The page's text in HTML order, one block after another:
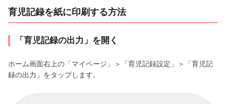
育児記録を紙に印刷する方法
「育児記録の出力」を開く
ホーム画面右上の「マイページ」＞「育児記録設定」＞「育児記
録の出力」をタップします。